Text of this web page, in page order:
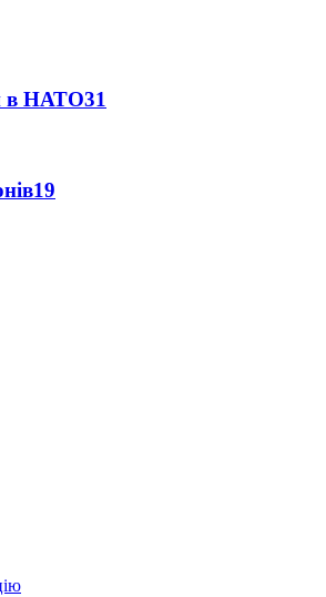
в НАТО31
19